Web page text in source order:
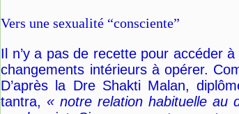
Vers une sexualité “consciente”
Il n’y a pas de recette pour accéder
changements intérieurs à opérer.
D’après la Dre Shakti Malan,
tantra,« notre relation habituelle au